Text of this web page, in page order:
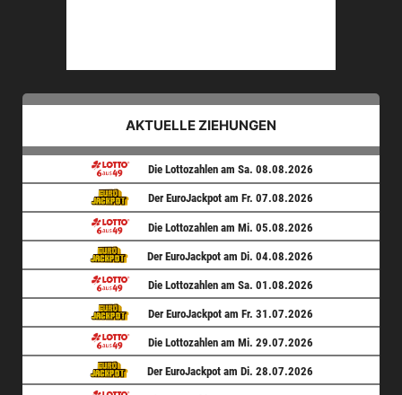
AKTUELLE ZIEHUNGEN
Die Lottozahlen am Sa. 08.08.2026
Der EuroJackpot am Fr. 07.08.2026
Die Lottozahlen am Mi. 05.08.2026
Der EuroJackpot am Di. 04.08.2026
Die Lottozahlen am Sa. 01.08.2026
Der EuroJackpot am Fr. 31.07.2026
Die Lottozahlen am Mi. 29.07.2026
Der EuroJackpot am Di. 28.07.2026